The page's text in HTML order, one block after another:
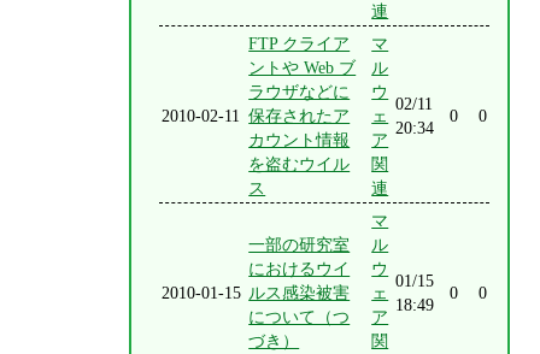
連
2010-02-11
FTP クライア
ントや Web ブ
ラウザなどに
保存されたア
カウント情報
を盗むウイル
ス
マ
ル
ウ
ェ
ア
関
連
02/11
20:34
0 0
2010-01-15
一部の研究室
におけるウイ
ルス感染被害
について（つ
づき）
マ
ル
ウ
ェ
ア
関
01/15
18:49
0 0